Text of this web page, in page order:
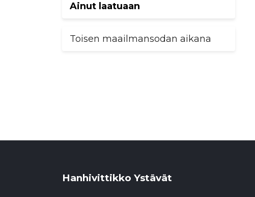
Ainut laatuaan
Toisen maailmansodan aikana
Hanhivittikko Ystävät